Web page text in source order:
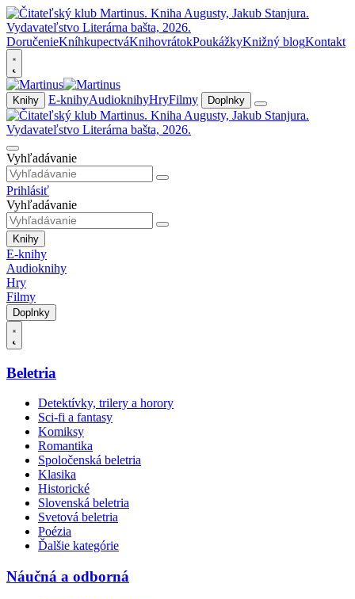
DoručenieKníhkupectváKnihovrátokPoukážkyKnižný blogKontakt
Knihy E-knihyAudioknihyHryFilmy Doplnky
Vyhľadávanie
Prihlásiť
Vyhľadávanie
Knihy
E-knihy
Audioknihy
Hry
Filmy
Doplnky
Beletria
Detektívky, trilery a horory
Sci-fi a fantasy
Komiksy
Romantika
Spoločenská beletria
Klasika
Historické
Slovenská beletria
Svetová beletria
Poézia
Ďalšie kategórie
Náučná a odborná